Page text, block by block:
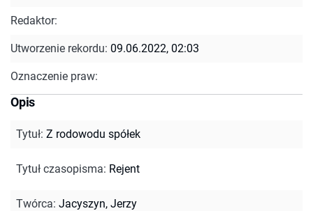
Redaktor:
Utworzenie rekordu: 09.06.2022, 02:03
Oznaczenie praw:
Opis
Tytuł: Z rodowodu spółek
Tytuł czasopisma: Rejent
Twórca: Jacyszyn, Jerzy